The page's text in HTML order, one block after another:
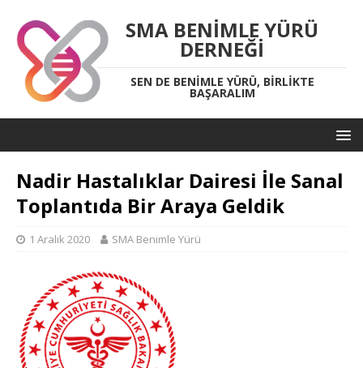
SMA BENIMLE YÜRÜ
DERNEĞI
SEN DE BENIMLE YÜRÜ, BIRLIKTE
BAŞARALIM
Nadir Hastalıklar Dairesi İle Sanal
Toplantıda Bir Araya Geldik
1 Aralık 2020 SMA Benimle Yürü